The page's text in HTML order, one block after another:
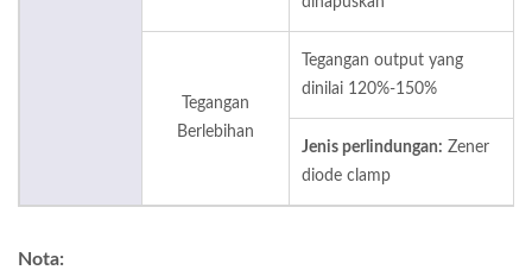
Tegangan
Berlebihan
Tegangan output yang
dinilai 120%-150%
Jenis perlindungan: Zener
diode clamp
Nota: